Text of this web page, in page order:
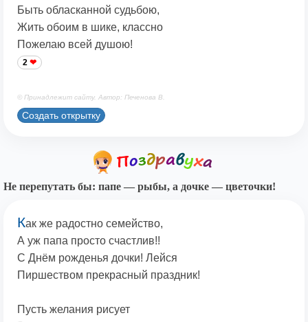
Быть обласканной судьбою,
Жить обоим в шике, классно
Пожелаю всей душою!
2
© Принадлежит сайту. Автор: Печенова В.
Создать открытку
Не перепутать бы: папе — рыбы, а дочке — цветочки!
Как же радостно семейство,
А уж папа просто счастлив!!
С Днём рожденья дочки! Лейся
Пиршеством прекрасный праздник!
Пусть желания рисует